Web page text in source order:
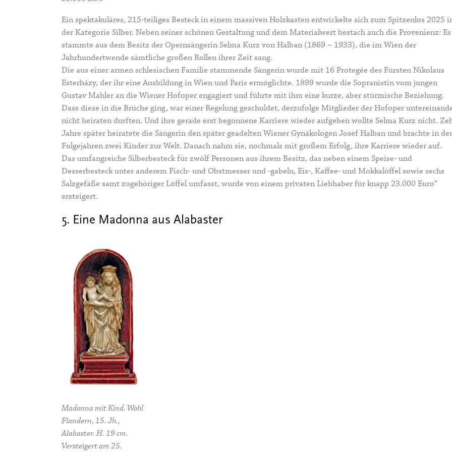
Ein spektakuläres, 215-teiliges Besteck in einem massiven Holzkasten entwickelte sich zum Spitzenlos 2025
der Kategorie Silber. Neben seiner schönen Gestaltung und dem Materialwert bestach auch die Provenienz: Es
stammte aus dem Besitz der Opernsängerin Selma Kurz von Halban (1869 – 1933), die im Wien der
Jahrhundertwende sämtliche großen Rollen ihrer Zeit sang.
Die aus einer armen schlesischen Familie stammende Sängerin wurde mit 16 Protegée des Fürsten Nikolaus
Esterházy, der ihr eine Ausbildung in Wien und Paris ermöglichte. 1899 wurde die Sopranistin vom jungen
Gustav Mahler an die Wiener Hofoper engagiert und führte mit ihm eine kurze, aber stürmische Beziehung.
Dass diese in die Brüche ging, war einer Regelung geschuldet, derzufolge Mitglieder der Hofoper
nicht heiraten durften. Und ihre gerade erst begonnene Karriere wieder aufgeben wollte Selma Kurz nicht.
Jahre später heiratete die Sängerin den später geadelten Wiener Gynäkologen Josef Halban und brachte in
Folgejahren zwei Kinder zur Welt. Danach nahm sie, nochmals mit großem Erfolg, ihre Karriere wieder auf.
Das umfangreiche Silberbesteck für zwölf Personen aus ihrem Besitz, das neben einem Speise- und
Desserbesteck unter anderem Fisch- und Obstmesser und -gabeln, Eis-, Kaffee- und Mokkalöffel sowie sechs
Salzgefäße samt zugehöriger Löffel umfasst, wurde von einem privaten Liebhaber für knapp 23.000 Euro*
ersteigert.
5. Eine Madonna aus Alabaster
Madonna mit Kind. Wohl
Flandern, 15. Jh.,
Alabaster. H. 19 cm.
Versteigert am 25.